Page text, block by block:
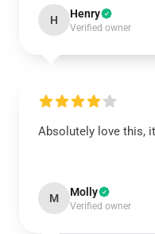
H Henry
Verified owner
Absolutely love this,
M Molly
Verified owner